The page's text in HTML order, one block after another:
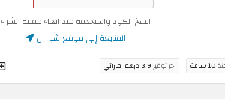
انسخ الكود واستخدمه عند انهاء عملية الشراء
المتابعة إلى موقع شي ان
10 ساعة اخر توفير3.9 درهم اماراتي